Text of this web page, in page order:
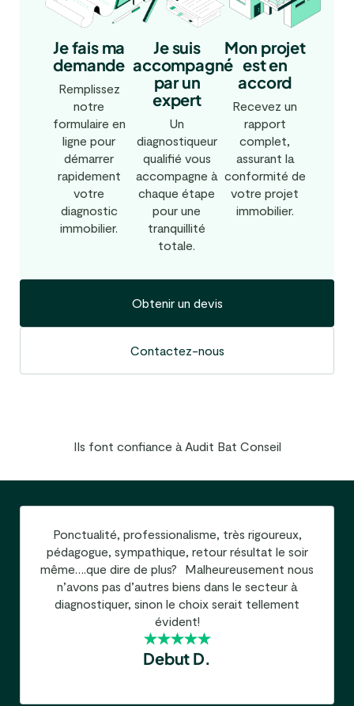
Je fais ma
demande
Remplissez
notre
formulaire en
ligne pour
démarrer
rapidement
votre
diagnostic
immobilier.
Je suis
accompagné
par un
expert
Un
diagnostiqueur
qualifié vous
accompagne à
chaque étape
pour une
tranquillité
totale.
Mon projet
est en
accord
Recevez un
rapport
complet,
assurant la
conformité de
votre projet
immobilier.
Obtenir un devis
Contactez-nous
Ils font confiance à Audit Bat Conseil
Ponctualité, professionalisme, très rigoureux,
pédagogue, sympathique, retour résultat le soir
même….que dire de plus? Malheureusement nous
n’avons pas d’autres biens dans le secteur à
diagnostiquer, sinon le choix serait tellement
évident!
Debut D.